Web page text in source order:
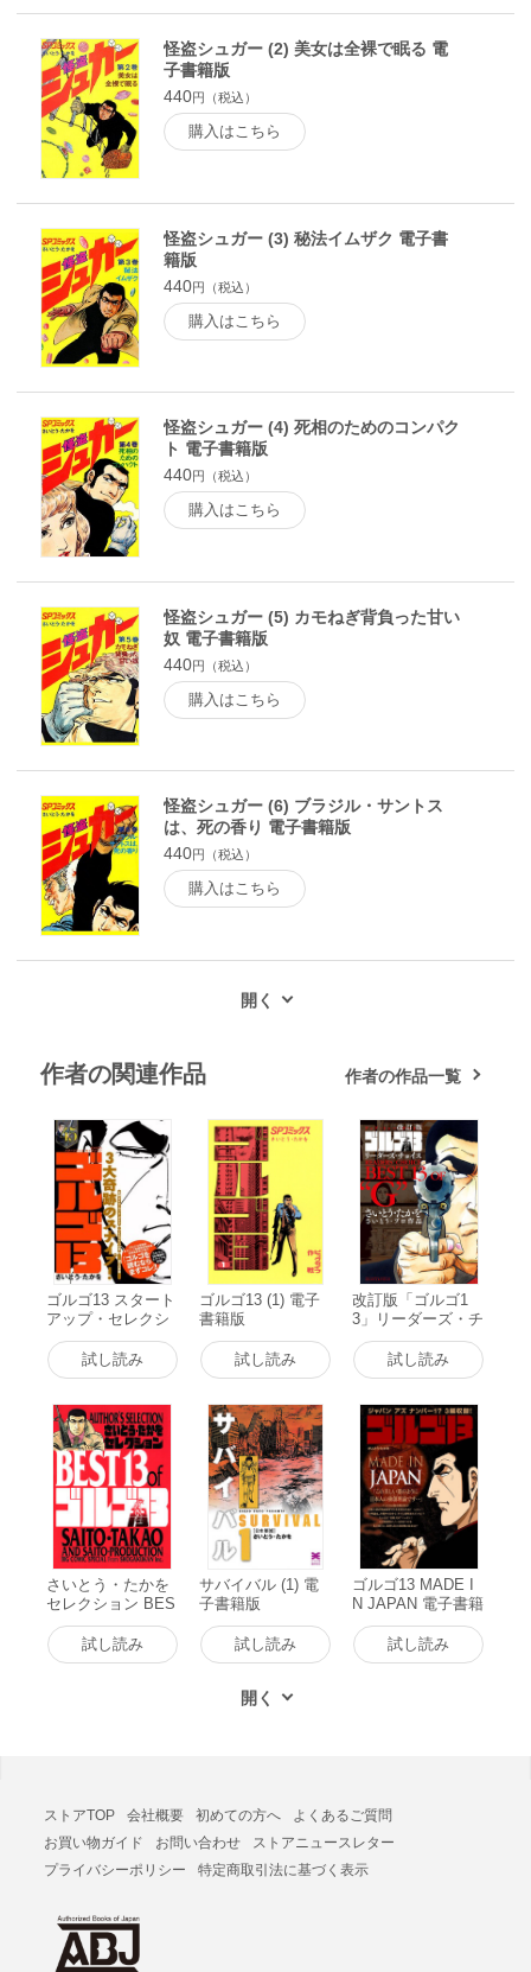
怪盗シュガー (2) 美女は全裸で眠る 電
子書籍版
440円（税込）
購入はこちら
怪盗シュガー (3) 秘法イムザク 電子書
籍版
440円（税込）
購入はこちら
怪盗シュガー (4) 死相のためのコンパク
ト 電子書籍版
440円（税込）
購入はこちら
怪盗シュガー (5) カモねぎ背負った甘い
奴 電子書籍版
440円（税込）
購入はこちら
怪盗シュガー (6) ブラジル・サントス
は、死の香り 電子書籍版
440円（税込）
購入はこちら
作者の関連作品 作者の作品一覧
ゴルゴ13 スタート
アップ・セレクシ
ョン ゴルゴ13 3大
奇跡のスナイプ!
電子書籍版
試し読み
ゴルゴ13 (1) 電子
書籍版
試し読み
改訂版「ゴルゴ1
3」リーダーズ・チ
ョイス 電子書籍版
試し読み
さいとう・たかを
セレクション BES
T13 of ゴルゴ13 電
子書籍版試し読み
サバイバル (1) 電
子書籍版
試し読み
ゴルゴ13 MADE I
N JAPAN 電子書籍
試し読み
ストアTOP 会社概要 初めての方へ
よくあるご質問
お買い物ガイド
お問い合わせ
ストアニュースレター
プライバシーポリシー
特定商取引法に基づく表示